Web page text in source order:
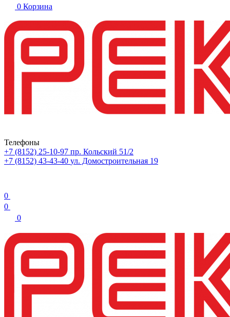
0 Корзина
Телефоны
+7 (8152) 25-10-97 пр. Кольский 51/2
+7 (8152) 43-43-40 ул. Домостроительная 19
0
0
0